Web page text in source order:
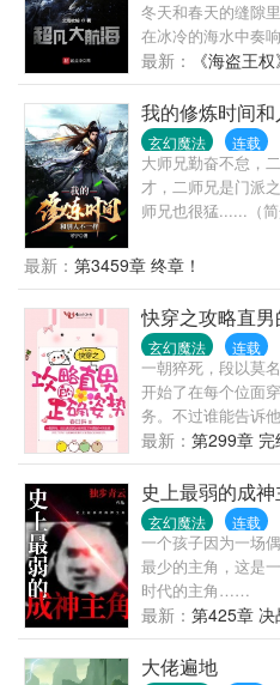
冬天和春天的缝隙
在冰冷的海水中奏
光，剑术和巫术展
死亡，秘密结社与
开帷幕，大航海！
的史诗，也有阴邪
只有野蛮和更野蛮
贵族后裔的身份崛
那顶位于超凡巅峰
最新： 《海盗王
我的修炼时间
玄幻魔法 连载
大师兄勤奋不怠，
才，二师兄是门派
师兄也很猛......（
最新： 第3459章 终章！
快穿之攻略直
玄幻魔法 连载
一朝猝死，段以莫
开始了在每个位面
务。不过谁能告诉
跟他暗恋对象长得
最新： 第299章 完
史上最弱的成神
玄幻魔法 连载
一个孩子因为一场
最少的主角，这是
时代的主角……
最新： 第425章 决
大佬遍地